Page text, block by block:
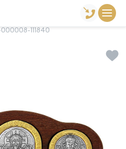
продукции
Сувениры
111840